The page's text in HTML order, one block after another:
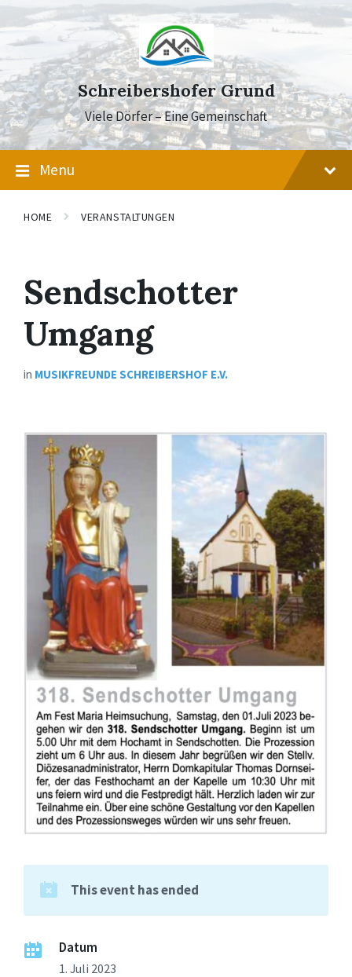
content
main
navigation
footer
Schreibershofer Grund
Viele Dörfer – Eine Gemeinschaft
Menu
HOME VERANSTALTUNGEN
Sendschotter
Umgang
in MUSIKFREUNDE SCHREIBERSHOF E.V.
This event has ended
Datum
1. Juli 2023